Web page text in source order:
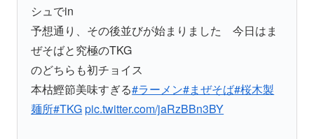
シュでin
予想通り、その後並びが始まりました 今日はま
ぜそばと究極のTKG
のどちらも初チョイス
本枯鰹節美味すぎる#ラーメン#まぜそば#桜木製
麺所#TKGpic.twitter.com/jaRzBBn3BY